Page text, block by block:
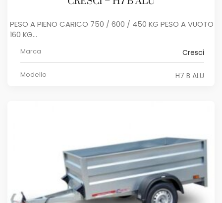
PESO A PIENO CARICO 750 / 600 / 450 KG PESO A VUOTO
160 KG...
Marca Cresci
Modello H7 B ALU